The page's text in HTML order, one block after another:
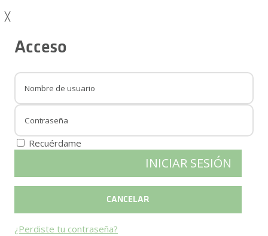
╳
Acceso
Recuérdame
¿Perdiste tu contraseña?